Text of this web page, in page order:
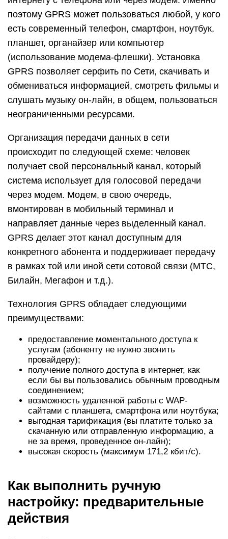
поэтому GPRS может пользоваться любой, у кого
есть современный телефон, смартфон, ноутбук,
планшет, органайзер или компьютер
(использование модема-флешки). Установка
GPRS позволяет серфить по Сети, скачивать и
обмениваться информацией, смотреть фильмы и
слушать музыку он-лайн, в общем, пользоваться
неограниченными ресурсами.
Организация передачи данных в сети
происходит по следующей схеме: человек
получает свой персональный канал, который
система использует для голосовой передачи
через модем. Модем, в свою очередь,
вмонтирован в мобильный терминал и
направляет данные через выделенный канал.
GPRS делает этот канал доступным для
конкретного абонента и поддерживает передачу
в рамках той или иной сети сотовой связи (МТС,
Билайн, Мегафон и т.д.).
Технология GPRS обладает следующими
преимуществами:
предоставление моментального доступа к
услугам (абоненту не нужно звонить
провайдеру);
получение полного доступа в интернет, как
если бы вы пользовались обычным проводным
соединением;
возможность удаленной работы с WAP-
сайтами с планшета, смартфона или ноутбука;
выгодная тарификация (вы платите только за
скачанную или отправленную информацию, а
не за время, проведенное он-лайн);
высокая скорость (максимум 171,2 кбит/с).
Как выполнить ручную
настройку: предварительные
действия